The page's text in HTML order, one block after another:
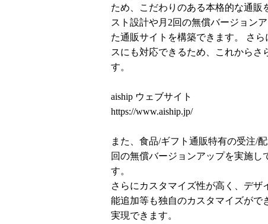
ため、こだわりのある本格的な通販
スト設計や月2回の無償バージョン
た通販サイトを構築できます。 さ
スにも対応できるため、これから
す。
aiship ウェブサイト
https://www.aiship.jp/
また、食品/ギフト通販特有の受注/
回の無償バージョンアップを実施し
す。
さらにカスタマイズ性が高く、デ
能追加等も独自のカスタマイズがで
実現できます。